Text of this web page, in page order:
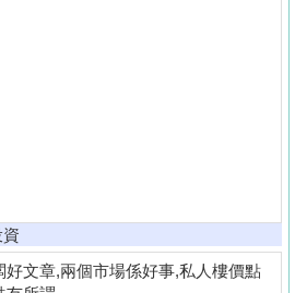
好文章,兩個市場係好事,私人樓價點